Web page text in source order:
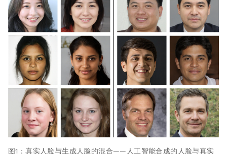
图1：真实人脸与生成人脸的混合——人工智能合成的人脸与真实